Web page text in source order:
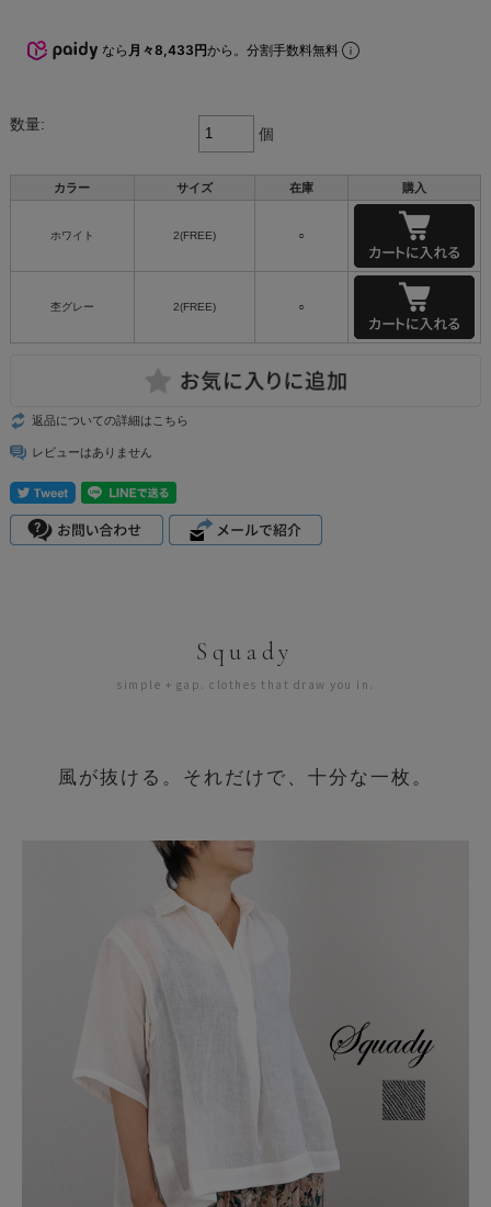
なら 月々8,433円から。分割手数料無料
数量:
個
カラー サイズ 在庫 購入
ホワイト 2(FREE) ○
杢グレー 2(FREE) ○
返品についての詳細はこちら
レビューはありません
Squady
simple + gap. clothes that draw you in.
風が抜ける。それだけで、十分な一枚。